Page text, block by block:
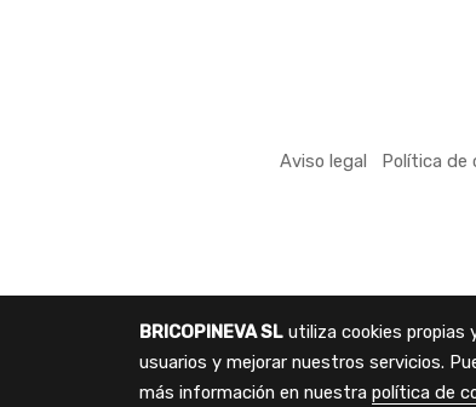
Aviso legal Política de
BRICOPINEVA SLutiliza cookies propias
usuarios y mejorar nuestros servicios.
más información en nuestra política de